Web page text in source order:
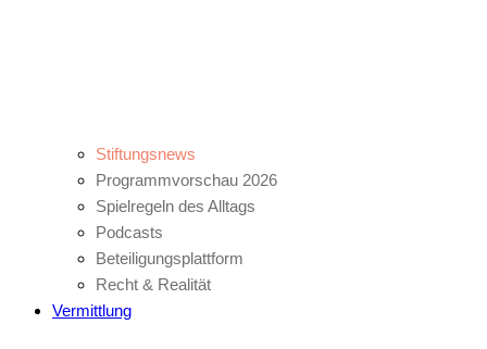
Stiftungsnews
Programmvorschau 2026
Spielregeln des Alltags
Podcasts
Beteiligungsplattform
Recht & Realität
Vermittlung